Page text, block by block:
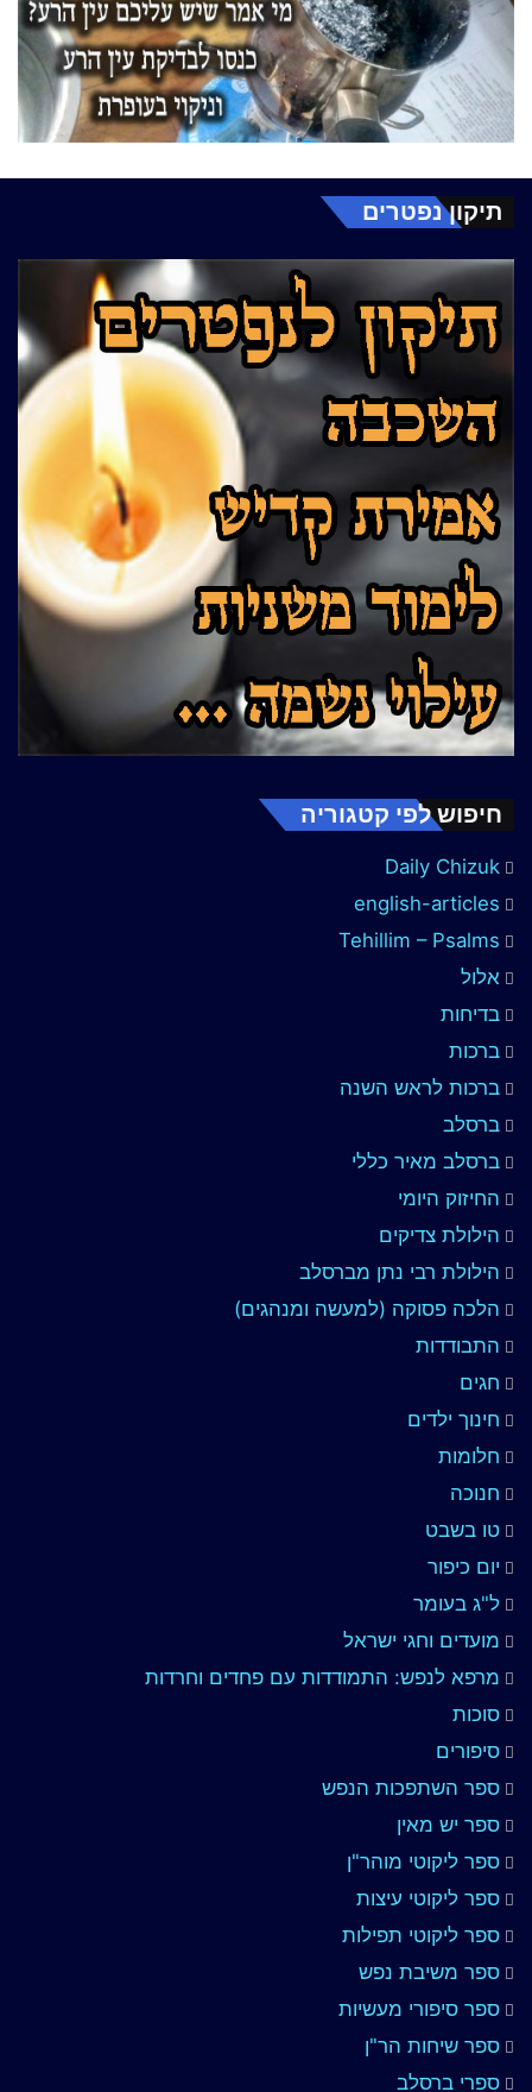
תיקון נפטרים
חיפוש לפי קטגוריה
Daily Chizuk
english-articles
Tehillim – Psalms
אלול
בדיחות
ברכות
ברכות לראש השנה
ברסלב
ברסלב מאיר כללי
החיזוק היומי
הילולת צדיקים
הילולת רבי נתן מברסלב
הלכה פסוקה (למעשה ומנהגים)
התבודדות
חגים
חינוך ילדים
חלומות
חנוכה
טו בשבט
יום כיפור
ל"ג בעומר
מועדים וחגי ישראל
מרפא לנפש: התמודדות עם פחדים וחרדות
סוכות
סיפורים
ספר השתפכות הנפש
ספר יש מאין
ספר ליקוטי מוהר"ן
ספר ליקוטי עיצות
ספר ליקוטי תפילות
ספר משיבת נפש
ספר סיפורי מעשיות
ספר שיחות הר"ן
ספרי ברסלב